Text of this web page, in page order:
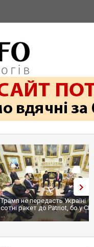
Вибух у ресторані в Москві:
ціллю був головком ВКС
пр...